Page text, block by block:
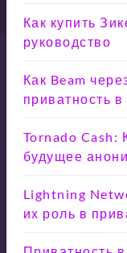
Как купить
руководство
Как Beam
приватность
Tornado Cash:
будущее
Lightning
их роль в